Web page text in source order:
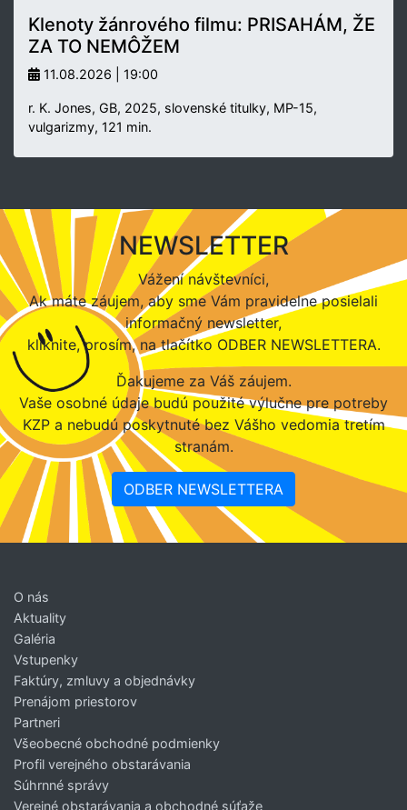
Klenoty žánrového filmu: PRISAHÁM, ŽE
ZA TO NEMÔŽEM
11.08.2026 | 19:00
r. K. Jones, GB, 2025, slovenské titulky, MP-15,
vulgarizmy, 121 min.
NEWSLETTER
Vážení návštevníci,
Ak máte záujem, aby sme Vám pravidelne posielali
informačný newsletter,
kliknite, prosím, na tlačítko ODBER NEWSLETTERA.
Ďakujeme za Váš záujem.
Vaše osobné údaje budú použité výlučne pre potreby
KZP a nebudú poskytnuté bez Vášho vedomia tretím
stranám.
ODBER NEWSLETTERA
O nás
Aktuality
Galéria
Vstupenky
Faktúry, zmluvy a objednávky
Prenájom priestorov
Partneri
Všeobecné obchodné podmienky
Profil verejného obstarávania
Súhrnné správy
Verejné obstarávania a obchodné súťaže